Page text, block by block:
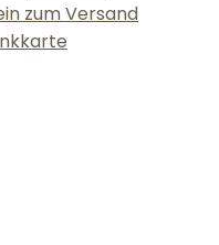
zum Versand